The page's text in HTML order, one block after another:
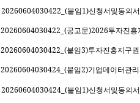
20260604030422_(붙임1)신청서및동의
20260604030422_(공고문)2026투자진
20260604030422_(붙임3)투자진흥지구
20260604030424_(붙임2)기업데이터관
20260604030424_(붙임1)신청서및동의